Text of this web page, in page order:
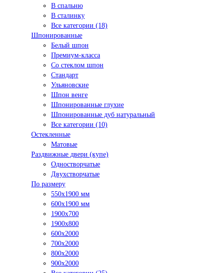
В спальню
В сталинку
Все категории (18)
Шпонированные
Белый шпон
Премиум-класса
Со стеклом шпон
Стандарт
Ульяновские
Шпон венге
Шпонированные глухие
Шпонированные дуб натуральный
Все категории (10)
Остекленные
Матовые
Раздвижные двери (купе)
Одностворчатые
Двухстворчатые
По размеру
550x1900 мм
600x1900 мм
1900х700
1900х800
600x2000
700x2000
800x2000
900x2000